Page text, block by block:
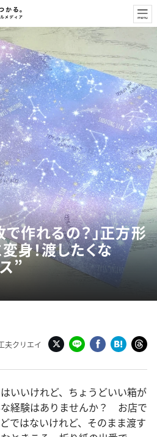
で作れるの？」正方形
身！渡したくな
”
夫クリエイ
いいけれど、ちょうどいい箱が
経験はありませんか？ お店で
ではないけれど、そのまま渡す